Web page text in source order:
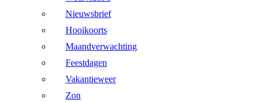
Nieuwsbrief
Hooikoorts
Maandverwachting
Feestdagen
Vakantieweer
Zon